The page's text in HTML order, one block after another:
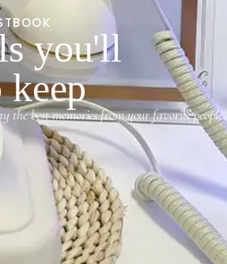
you'll
the best memories from your favorite people.